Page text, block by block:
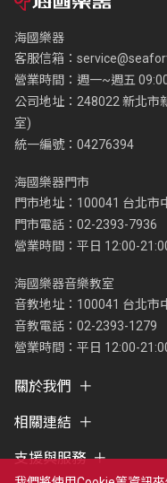
海國樂器
客服信箱：
營業時間：週一~週五
公司地址：248022 新北市
室)
統一編號：04276394
海國樂器門市
門市地址：100041 台北市
門市電話：02-2393-7936
營業時間：平日 12:00-
海國樂器音樂教室
音教地址：100041 台北市
音教電話：02-2393-1279
營業時間：平日 12:00-
關於我們
相關連結
支援與服務